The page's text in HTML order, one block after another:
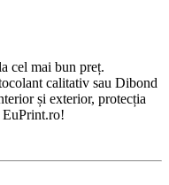
cel mai bun preț.
calitativ sau Dibond
și exterior, protecția